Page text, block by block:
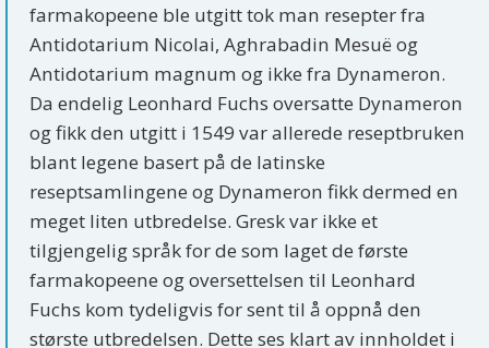
farmakopeene ble utgitt tok man resepter fra
Antidotarium Nicolai, Aghrabadin Mesuë og
Antidotarium magnum og ikke fra Dynameron.
Da endelig Leonhard Fuchs oversatte Dynameron
og fikk den utgitt i 1549 var allerede reseptbruken
blant legene basert på de latinske
reseptsamlingene og Dynameron fikk dermed en
meget liten utbredelse. Gresk var ikke et
tilgjengelig språk for de som laget de første
farmakopeene og oversettelsen til Leonhard
Fuchs kom tydeligvis for sent til å oppnå den
største utbredelsen. Dette ses klart av innholdet i